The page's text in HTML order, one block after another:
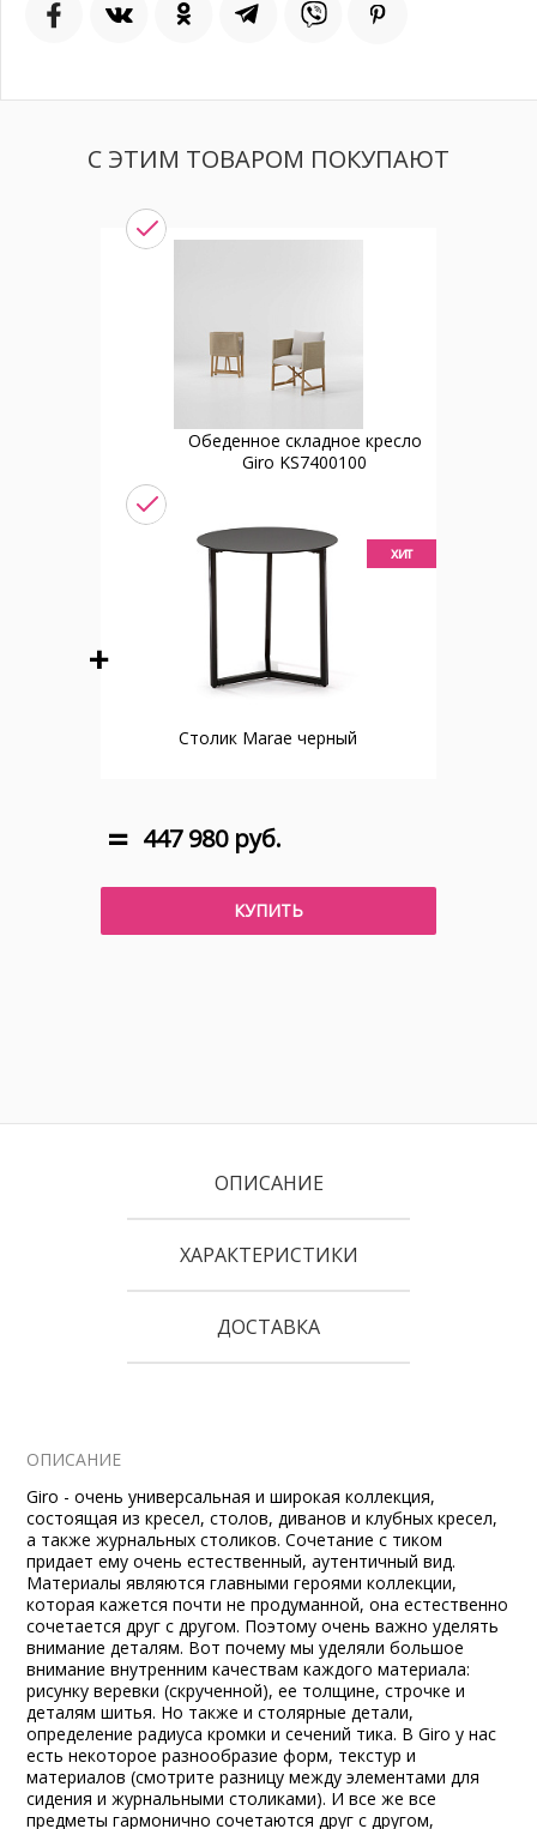
С ЭТИМ ТОВАРОМ ПОКУПАЮТ
Обеденное складное кресло
Giro KS7400100
хит
Столик Marae черный
447 980 руб.
КУПИТЬ
ОПИСАНИЕ
ХАРАКТЕРИСТИКИ
ДОСТАВКА
ОПИСАНИЕ
Giro - очень универсальная и широкая коллекция,
состоящая из кресел, столов, диванов и клубных кресел,
а также журнальных столиков. Сочетание с тиком
придает ему очень естественный, аутентичный вид.
Материалы являются главными героями коллекции,
которая кажется почти не продуманной, она естественно
сочетается друг с другом. Поэтому очень важно уделять
внимание деталям. Вот почему мы уделяли большое
внимание внутренним качествам каждого материала:
рисунку веревки (скрученной), ее толщине, строчке и
деталям шитья. Но также и столярные детали,
определение радиуса кромки и сечений тика. В Giro у нас
есть некоторое разнообразие форм, текстур и
материалов (смотрите разницу между элементами для
сидения и журнальными столиками). И все же все
предметы гармонично сочетаются друг с другом,